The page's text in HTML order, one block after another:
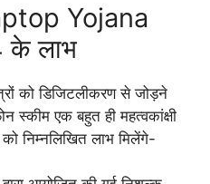
Yojana
के लाभ
को डिजिटलीकरण से जोड़ने
स्कीम एक बहुत ही महत्वकांक्षी
निम्नलिखित लाभ मिलेंगे-